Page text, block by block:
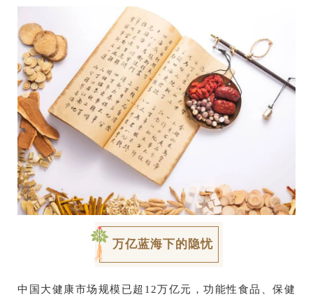
万亿蓝海下的隐忧
中国大健康市场规模已超12万亿元，功能性食品、保健